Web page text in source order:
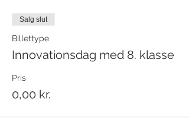
Salg slut
Billettype
Innovationsdag med 8. klasse
Pris
0,00 kr.